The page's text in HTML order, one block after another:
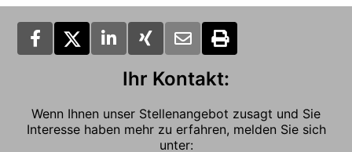
Ihr Kontakt:
Wenn Ihnen unser Stellenangebot zusagt und Sie
Interesse haben mehr zu erfahren, melden Sie sich
unter: